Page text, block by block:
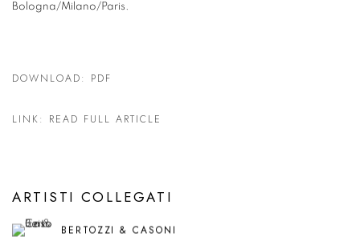
Bologna/Milano/Paris.
DOWNLOAD: PDF
LINK: READ FULL ARTICLE
ARTISTI COLLEGATI
BERTOZZI & CASONI